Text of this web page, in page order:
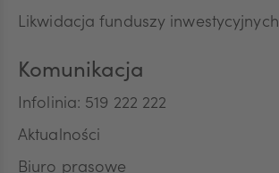
Likwidacja funduszy inwestycyjnych
Komunikacja
Infolinia: 519 222 222
Aktualności
Biuro prasowe